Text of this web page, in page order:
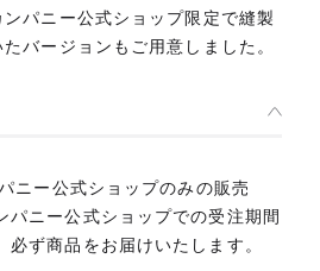
パニー公式ショップ限定で縫製
バージョンもご用意しました。
ニー公式ショップのみの販売
パニー公式ショップでの受注期間
必ず商品をお届けいたします。